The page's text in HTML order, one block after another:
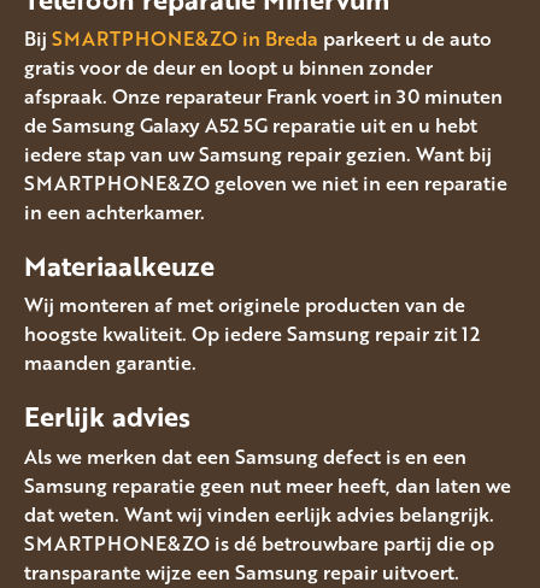
Bij SMARTPHONE&ZO in Breda parkeert u de auto
gratis voor de deur en loopt u binnen zonder
afspraak. Onze reparateur Frank voert in 30 minuten
de Samsung Galaxy A52 5G reparatie uit en u hebt
iedere stap van uw Samsung repair gezien. Want bij
SMARTPHONE&ZO geloven we niet in een reparatie
in een achterkamer.
Materiaalkeuze
Wij monteren af met originele producten van de
hoogste kwaliteit. Op iedere Samsung repair zit 12
maanden garantie.
Eerlijk advies
Als we merken dat een Samsung defect is en een
Samsung reparatie geen nut meer heeft, dan laten we
dat weten. Want wij vinden eerlijk advies belangrijk.
SMARTPHONE&ZO is dé betrouwbare partij die op
transparante wijze een Samsung repair uitvoert.